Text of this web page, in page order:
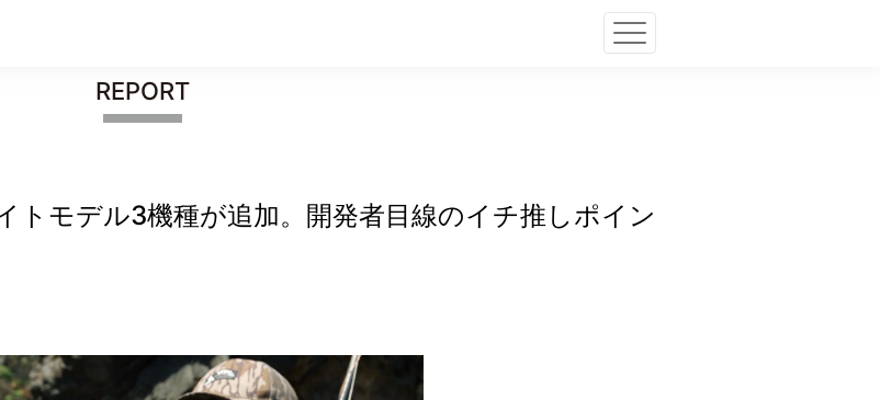
REPORT
トモデル3機種が追加。開発者目線のイチ推しポイン